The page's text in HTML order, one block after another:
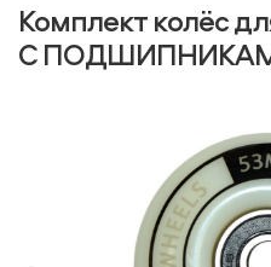
Комплект колёс
С